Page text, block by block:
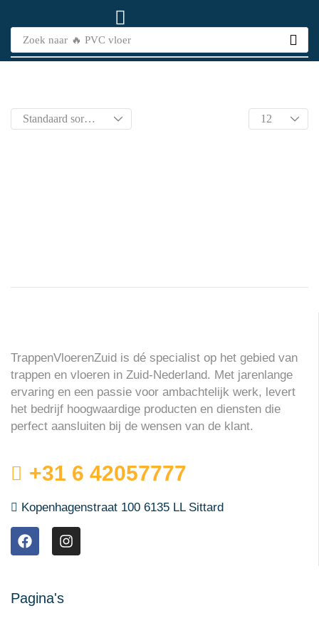
Zoek naar 🔥 PVC vloer
TrappenVloerenZuid is dé specialist op het gebied van
trappen en vloeren in Zuid-Nederland. Met jarenlange
ervaring en een passie voor ambachtelijk werk, levert
het bedrijf hoogwaardige producten en diensten die
perfect aansluiten bij de wensen van de klant.
+31 6 42057777
Kopenhagenstraat 100 6135 LL Sittard
Pagina's